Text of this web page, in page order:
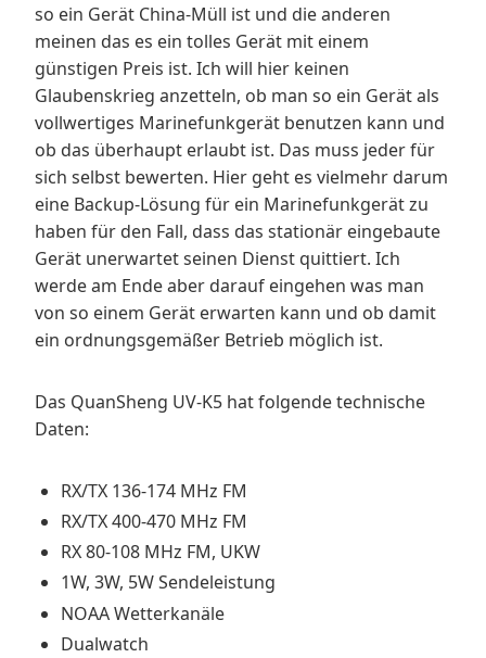
so ein Gerät China-Müll ist und die anderen
meinen das es ein tolles Gerät mit einem
günstigen Preis ist. Ich will hier keinen
Glaubenskrieg anzetteln, ob man so ein Gerät als
vollwertiges Marinefunkgerät benutzen kann und
ob das überhaupt erlaubt ist. Das muss jeder für
sich selbst bewerten. Hier geht es vielmehr darum
eine Backup-Lösung für ein Marinefunkgerät zu
haben für den Fall, dass das stationär eingebaute
Gerät unerwartet seinen Dienst quittiert. Ich
werde am Ende aber darauf eingehen was man
von so einem Gerät erwarten kann und ob damit
ein ordnungsgemäßer Betrieb möglich ist.
Das QuanSheng UV-K5 hat folgende technische
Daten:
RX/TX 136-174 MHz FM
RX/TX 400-470 MHz FM
RX 80-108 MHz FM, UKW
1W, 3W, 5W Sendeleistung
NOAA Wetterkanäle
Dualwatch